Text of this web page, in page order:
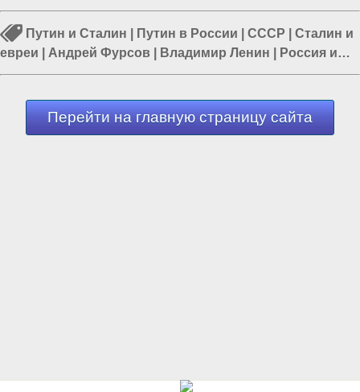
Путин и Сталин Путин в России СССР
Сталин и
евреи
Андрей Фурсов Владимир Ленин
Россия и
Запад
Перейти на главную страницу сайта